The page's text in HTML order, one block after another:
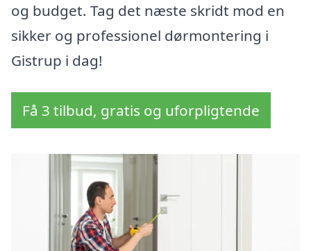
og budget. Tag det næste skridt mod en
sikker og professionel dørmontering i
Gistrup i dag!
Få 3 tilbud, gratis og uforpligtende